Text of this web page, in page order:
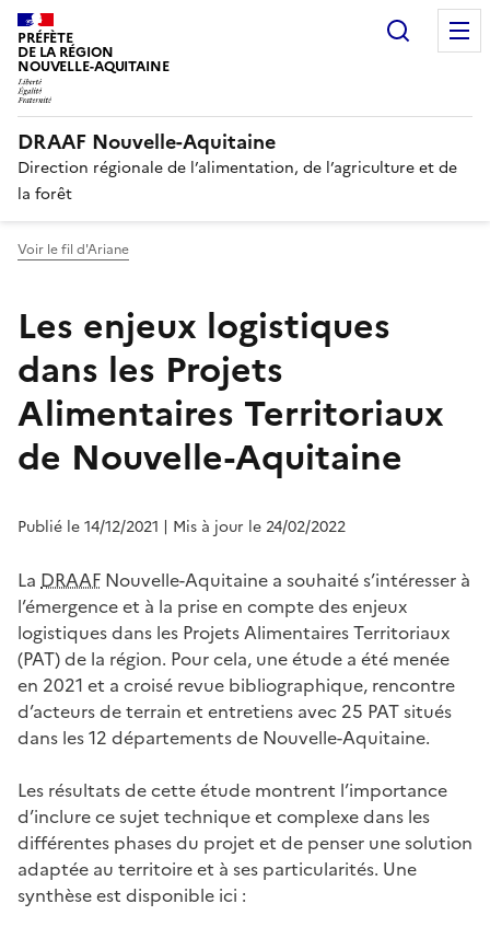
PRÉFÈTE
DE LA RÉGION
NOUVELLE-AQUITAINE
DRAAF Nouvelle-Aquitaine
Direction régionale de l’alimentation, de l’agriculture et de
la forêt
Voir le fil d'Ariane
Les enjeux logistiques
dans les Projets
Alimentaires Territoriaux
de Nouvelle-Aquitaine
Publié le 14/12/2021 | Mis à jour le 24/02/2022
La DRAAF Nouvelle-Aquitaine a souhaité s’intéresser à
l’émergence et à la prise en compte des enjeux
logistiques dans les Projets Alimentaires Territoriaux
(PAT) de la région. Pour cela, une étude a été menée
en 2021 et a croisé revue bibliographique, rencontre
d’acteurs de terrain et entretiens avec 25 PAT situés
dans les 12 départements de Nouvelle-Aquitaine.
Les résultats de cette étude montrent l’importance
d’inclure ce sujet technique et complexe dans les
différentes phases du projet et de penser une solution
adaptée au territoire et à ses particularités. Une
synthèse est disponible ici :